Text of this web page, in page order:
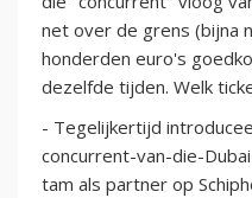
net over de grens (bijna
honderden euro's
dezelfde tijden. Welk
- Tegelijkertijd
concurrent-van-die-
tam als partner op